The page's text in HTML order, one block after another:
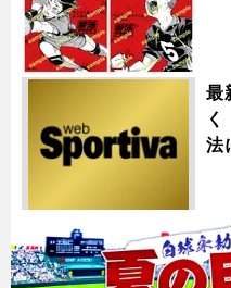
最
法